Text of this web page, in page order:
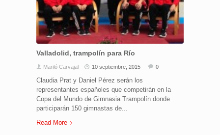
Valladolid, trampolín para Río
Mariló Carvajal 10 septiembre, 2015 0
Claudia Prat y Daniel Pérez serán los
representantes españoles que competirán en la
Copa del Mundo de Gimnasia Trampolín donde
participarán 150 gimnastas de...
Read More